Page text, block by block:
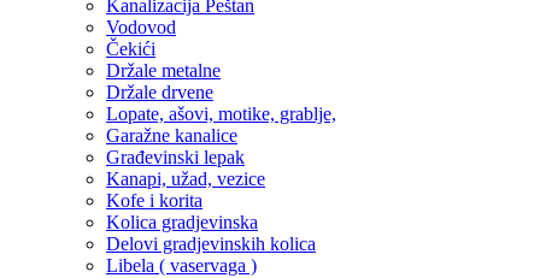
Kanalizacija Peštan
Vodovod
Čekići
Držale metalne
Držale drvene
Lopate, ašovi, motike, grablje,
Garažne kanalice
Građevinski lepak
Kanapi, užad, vezice
Kofe i korita
Kolica gradjevinska
Delovi gradjevinskih kolica
Libela ( vaservaga )